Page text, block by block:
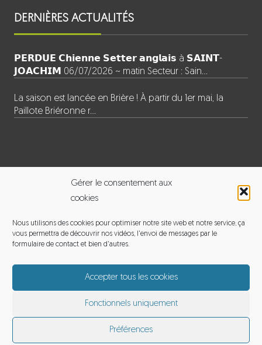
Gérer le consentement aux
cookies
Nous utilisons des cookies pour optimiser notre site web et notre service, ça
vous permettra de découvrir nos vidéos, l'envoi de messages par le
formulaire de contact et bien d'autres.
Accepter tous les cookies
Fonctionnels uniquement
Préférences
DERNIÈRES ACTUALITÉS
𝗣𝗘𝗥𝗗𝗨𝗘 𝗖𝗵𝗶𝗲𝗻𝗻𝗲 𝗦𝗲𝘁𝘁𝗲𝗿 𝗮𝗻𝗴𝗹𝗮𝗶𝘀 à 𝗦𝗔𝗜𝗡𝗧-
𝗝𝗢𝗔𝗖𝗛𝗜𝗠 06/07/2026 ~ matin Secteur : Sain…
La saison est lancée en Brière ! À partir du 1er mai, la
Paillote Briéronne r…
Adresse : 120 le pouet, 44720 Saint-Joachim
Email :michelmoyon2@gmail.com
Téléphone : 06 60 12 65 01